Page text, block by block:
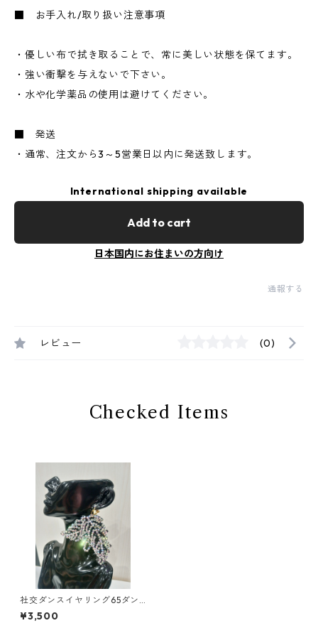
■ お手入れ/取り扱い注意事項
・優しい布で拭き取ることで、常に美しい状態を保てます。
・強い衝撃を与えないで下さい。
・水や化学薬品の使用は避けてください。
■ 発送
・通常、注文から3～5営業日以内に発送致します。
International shipping available
Add to cart
日本国内にお住まいの方向け
通報する
レビュー (0)
Checked Items
社交ダンスイヤリング65ダン
スアクセサリーベリーダンス
ブライダルアクセサリー
¥3,500